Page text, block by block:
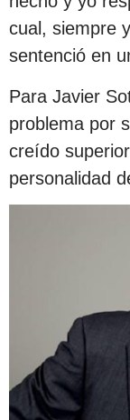
cual, siempre
sentenció en
Para Javier
problema por
creído
personalidad